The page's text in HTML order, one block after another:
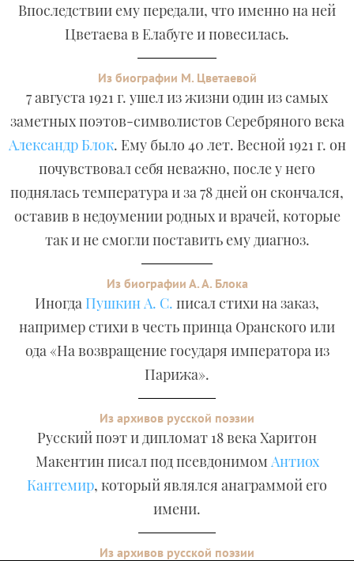
Впоследствии ему передали, что именно на ней
Цветаева в Елабуге и повесилась.
Из биографии М. Цветаевой
7 августа 1921 г. ушел из жизни один из самых
заметных поэтов-символистов Серебряного века
Александр Блок. Ему было 40 лет. Весной 1921 г. он
почувствовал себя неважно, после у него
поднялась температура и за 78 дней он скончался,
оставив в недоумении родных и врачей, которые
так и не смогли поставить ему диагноз.
Из биографии А. А. Блока
Иногда Пушкин А. С. писал стихи на заказ,
например стихи в честь принца Оранского или
ода «На возвращение государя императора из
Парижа».
Из архивов русской поэзии
Русский поэт и дипломат 18 века Харитон
Макентин писал под псевдонимом Антиох
Кантемир, который являлся анаграммой его
имени.
Из архивов русской поэзии